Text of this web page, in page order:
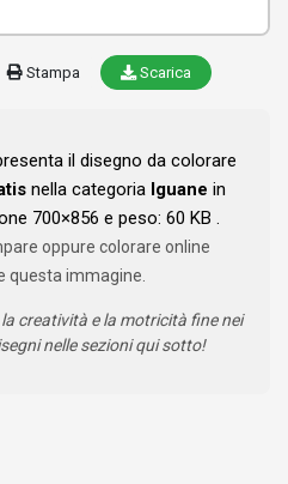
Stampa Scarica
il disegno da colorare
nella categoria Iguane in
700×856 e peso: 60 KB .
oppure colorare online
questa immagine.
creatività e la motricità fine nei
nelle sezioni qui sotto!